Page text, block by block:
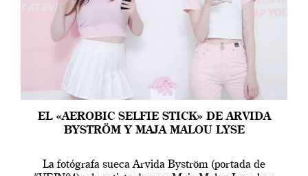
EL «AEROBIC SELFIE STICK» DE ARVIDA
BYSTRÖM Y MAJA MALOU LYSE
La fotógrafa sueca Arvida Byström (portada de